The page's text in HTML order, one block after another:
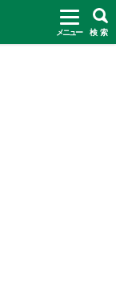
メニュー 検 索